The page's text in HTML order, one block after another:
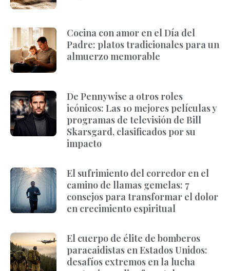
Cocina con amor en el Día del
Padre: platos tradicionales para un
almuerzo memorable
De Pennywise a otros roles
icónicos: Las 10 mejores películas y
programas de televisión de Bill
Skarsgard, clasificados por su
impacto
El sufrimiento del corredor en el
camino de llamas gemelas: 7
consejos para transformar el dolor
en crecimiento espiritual
El cuerpo de élite de bomberos
paracaidistas en Estados Unidos:
desafíos extremos en la lucha